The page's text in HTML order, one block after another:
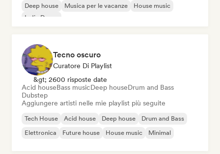
Deep house Musica per le vacanze
House music
Indie Dance
Tecno oscuro
Curatore Di Playlist
&gt; 2600 risposte date
Acid houseBass musicDeep houseDrum and Bass
Dubstep
Aggiungere artisti nelle mie playlist più seguite
Tech House Acid house Deep house
Drum and Bass
Elettronica
Future house House music Minimal